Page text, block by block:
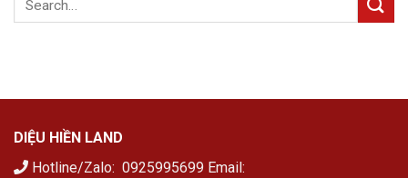
DIỆU HIỀN LAND
Hotline/Zalo: 0925995699 Email: